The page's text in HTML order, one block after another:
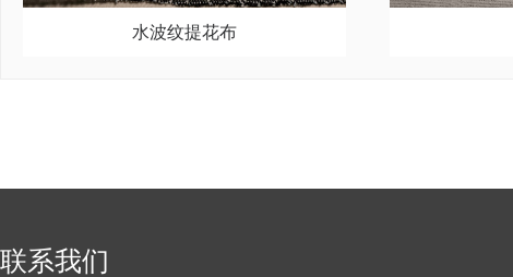
水波纹提花布
联系我们